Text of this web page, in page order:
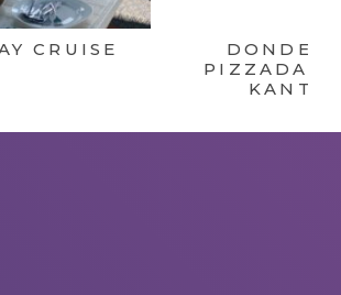
CRUISE
PIZZADAG